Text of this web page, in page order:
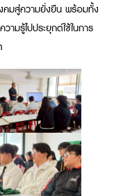
คมสู่ความยั่งยืน พร้อมทั้ง
ามรู้ไปประยุกต์ใช้ในการ